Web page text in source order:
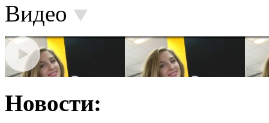
Видео
Новости: